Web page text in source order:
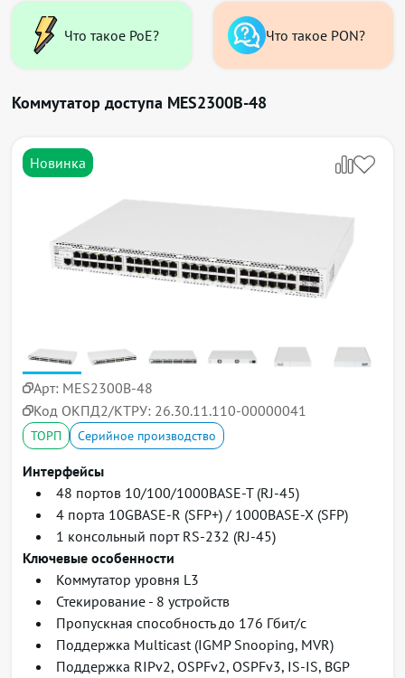
Что такое PoE? Что такое PON?
Коммутатор доступа MES2300B-48
Арт: MES2300B-48
Код ОКПД2/КТРУ: 26.30.11.110-00000041
Новинка
ТОРП Серийное производство
Интерфейсы
48 портов 10/100/1000BASE-T (RJ-45)
4 порта 10GBASE-R (SFP+) / 1000BASE-X (SFP)
1 консольный порт RS-232 (RJ-45)
Ключевые особенности
Коммутатор уровня L3
Стекирование - 8 устройств
Пропускная способность до 176 Гбит/c
Поддержка Multicast (IGMP Snooping, MVR)
Поддержка RIPv2, OSPFv2, OSPFv3, IS-IS, BGP